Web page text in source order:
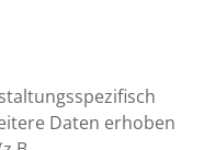
Daten erhoben